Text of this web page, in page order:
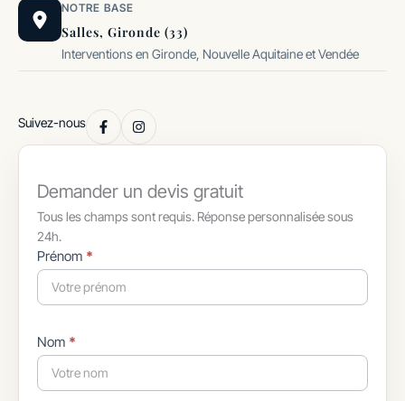
NOTRE BASE
Salles, Gironde (33)
Interventions en Gironde, Nouvelle Aquitaine et Vendée
Suivez-nous
Demander un devis gratuit
Tous les champs sont requis. Réponse personnalisée sous
24h.
Formulaire
simple
avec
Prénom *
Nom *